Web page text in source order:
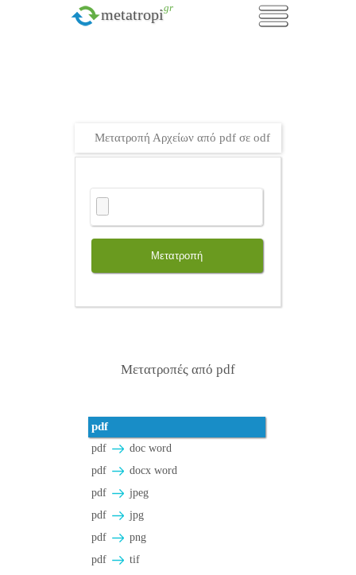
metatropi.gr
Μετατροπή Αρχείων από pdf σε odf
Μετατροπή
Μετατροπές από pdf
pdf
pdf
doc word
pdf
docx word
pdf
jpeg
pdf
jpg
pdf
png
pdf
tif